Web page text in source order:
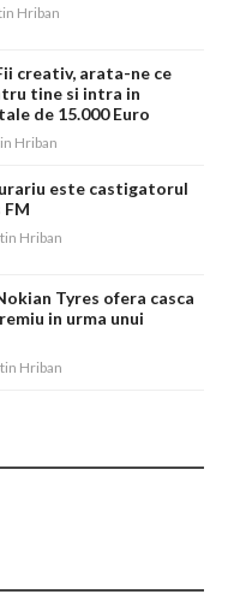
Hriban
creativ, arata-ne ce
tine si intra in
de 15.000 Euro
Hriban
este castigatorul
FM
Hriban
Tyres ofera casca
in urma unui
Hriban